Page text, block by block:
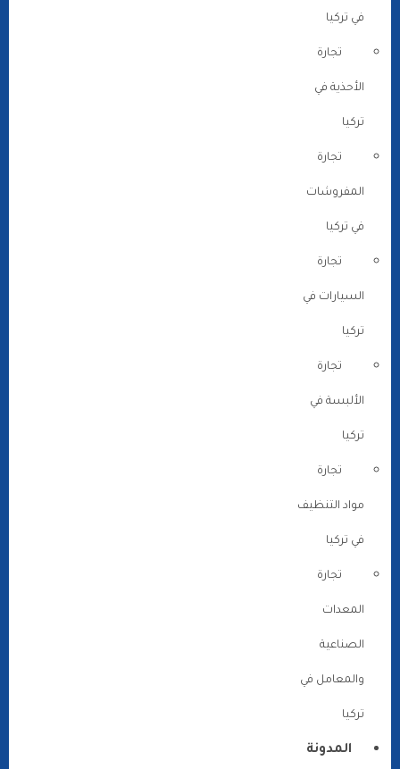
في تركيا
تجارة
الأحذية في
تركيا
تجارة
المفروشات
في تركيا
تجارة
السيارات في
تركيا
تجارة
الألبسة في
تركيا
تجارة
مواد التنظيف
في تركيا
تجارة
المعدات
الصناعية
والمعامل في
تركيا
المدونة